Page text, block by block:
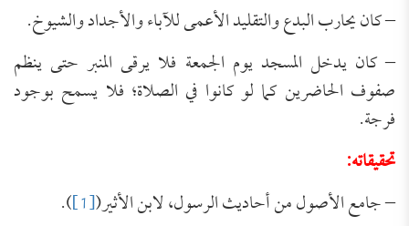
– كان يحارب البدع والتقليد الأعمى للآباء والأجداد والشيوخ.
– كان يدخل المسجد يوم الجمعة فلا يرقى المنبر حتى ينظم
صفوف الحاضرين كما لو كانوا في الصلاة؛ فلا يسمح بوجود
فرجة.
تحقيقاته:
– جامع الأصول من أحاديث الرسول، لابن الأثير([1]
).